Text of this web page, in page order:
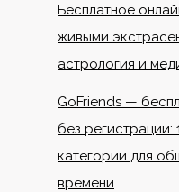
Бесплатное
живыми
астрология и
GoFriends —
без регистрации:
категории для
времени